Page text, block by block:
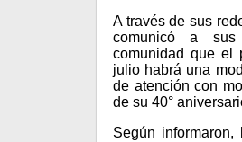
A través de sus
comunicó a
comunidad que el
julio habrá una
de atención con
de su 40°
Según